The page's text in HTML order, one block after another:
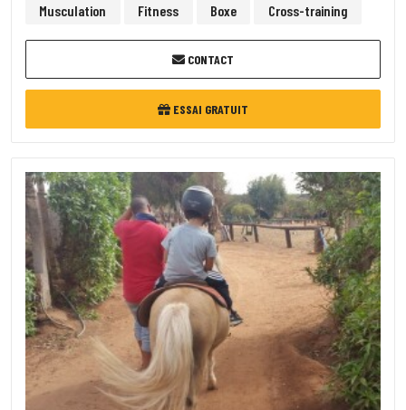
Musculation Fitness Boxe Cross-training
CONTACT
ESSAI GRATUIT